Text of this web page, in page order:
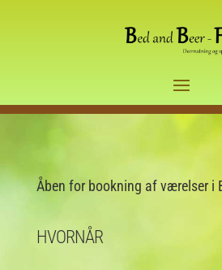
Åben for bookning af værelser i
HVORNÅR